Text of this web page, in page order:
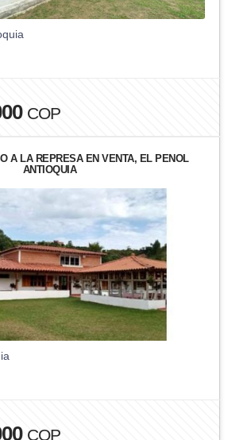
COP
A LA REPRESA EN VENTA, EL PEÑOL
ANTIOQUIA
COP